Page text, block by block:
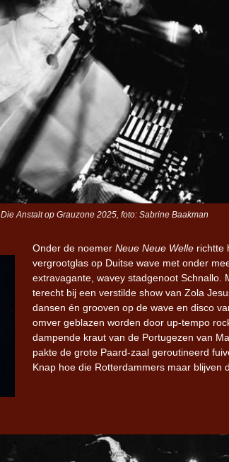
Die Anstalt op Grauzone 2025, foto: Sabrine Baakman
Onder de noemer Neue Neue Welle richtte
vergrootglas op Duitse wave met onder
extravagante, wavey stadgenoot Schnallo.
terecht bij een verstilde show van Zola
dansen én grooven op de wave en disco
omver geblazen worden door up-tempo
dampende kraut van de Portugezen van
pakte de grote Paard-zaal geroutineerd
Knap hoe die Rotterdammers maar blijven